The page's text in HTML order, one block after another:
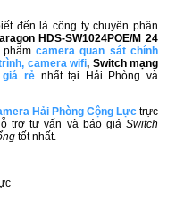
đến là công ty chuyên phân
HDS-SW1024POE/M 24
phẩmcamera quan sát chính
, camera wifi, Switch mạng
giá rẻnhất tại Hải Phòng và
Hải Phòng Cộng Lực trực
trợ tư vấn và báo giá Switch
tốt nhất.